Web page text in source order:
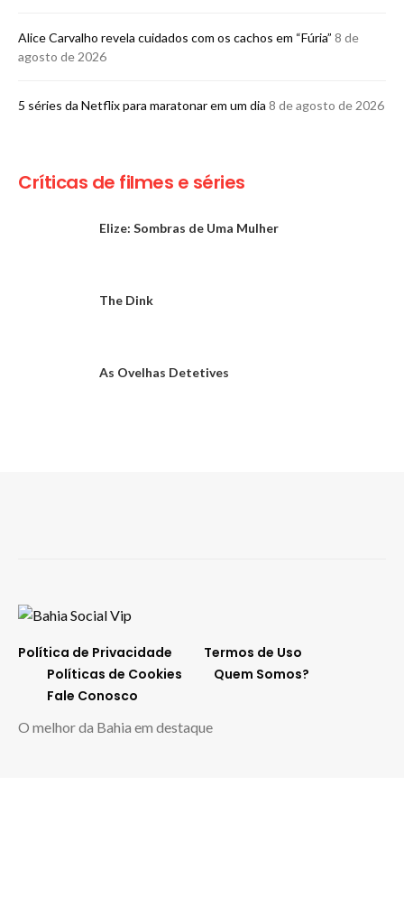
Alice Carvalho revela cuidados com os cachos em “Fúria” 8 de
agosto de 2026
5 séries da Netflix para maratonar em um dia 8 de agosto de 2026
Críticas de filmes e séries
Elize: Sombras de Uma Mulher
The Dink
As Ovelhas Detetives
Política de Privacidade
Termos de Uso
Políticas de Cookies
Quem Somos?
Fale Conosco
O melhor da Bahia em destaque